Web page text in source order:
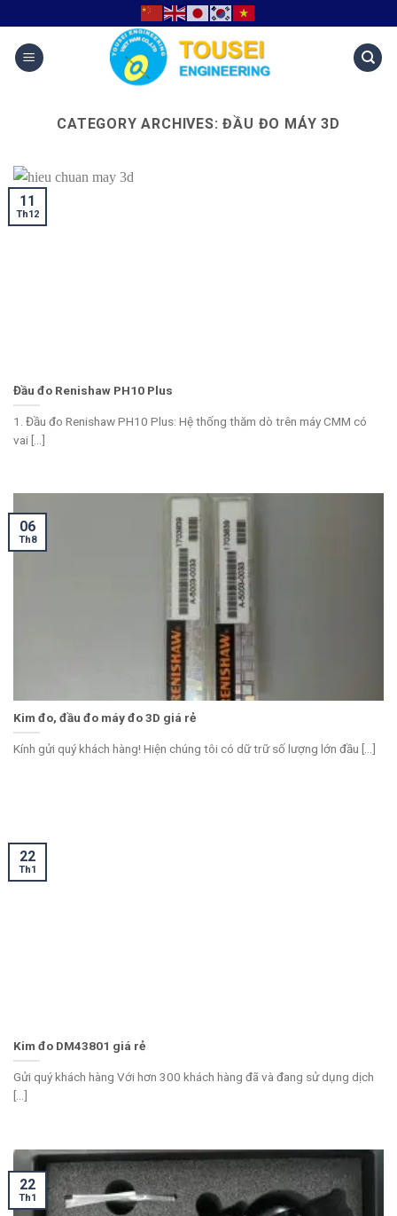
CATEGORY ARCHIVES:ĐẦU ĐO MÁY 3D
Đầu đo Renishaw PH10 Plus
1. Đầu đo Renishaw PH10 Plus: Hệ thống thăm dò trên máy CMM có
vai [...]
11
Th12
Kim đo, đầu đo máy đo 3D giá rẻ
Kính gửi quý khách hàng! Hiện chúng tôi có dữ trữ số lượng lớn đầu [...]
06
Th8
Kim đo DM43801 giá rẻ
Gửi quý khách hàng Với hơn 300 khách hàng đã và đang sử dụng dịch
[...]
22
Th1
22
Th1